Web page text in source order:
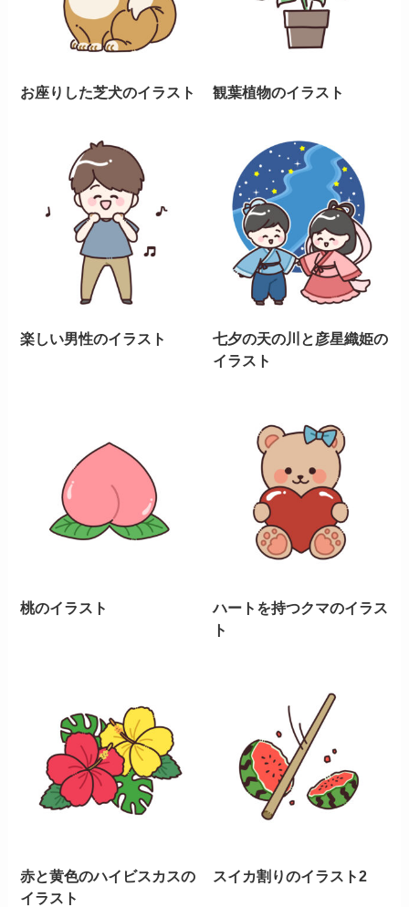
お座りした芝犬のイラスト 観葉植物のイラスト
楽しい男性のイラスト
七夕の天の川と彦星織姫の
イラスト
桃のイラスト
ハートを持つクマのイラス
ト
赤と黄色のハイビスカスの
イラスト
スイカ割りのイラスト2